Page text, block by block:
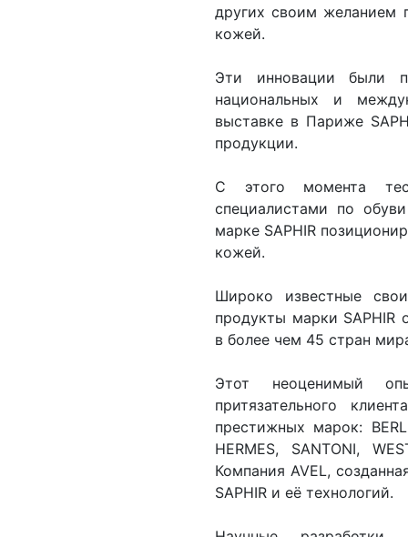
других своим желанием
кожей.
Эти инновации были
национальных и
выставке в Париже
продукции.
С этого момента
специалистами по
марке SAPHIR
кожей.
Широко известные
продукты марки SAPHIR
в более чем 45 стран
Этот неоценимый
притязательного
престижных марок:
HERMES, SANTONI,
Компания AVEL,
SAPHIR и её технологий.